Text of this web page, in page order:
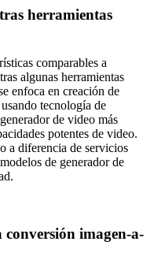
herramientas
comparables a
algunas herramientas
enfoca en creación de
tecnología de
de video más
potentes de video.
a diferencia de servicios
de generador de
conversión imagen-a-